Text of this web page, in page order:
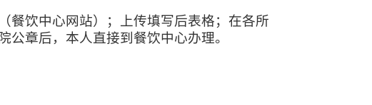
餐饮中心网站）；上传填写后表格；在各所
章后，本人直接到餐饮中心办理。